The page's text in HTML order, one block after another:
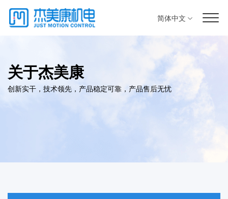
简体中文
关于杰美康
创新实干，技术领先，产品稳定可靠，产品售后无忧